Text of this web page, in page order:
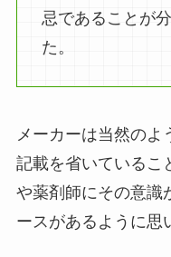
忌であることが
た。
メーカーは当然のよ
記載を省いているこ
や薬剤師にその意識
ースがあるように思